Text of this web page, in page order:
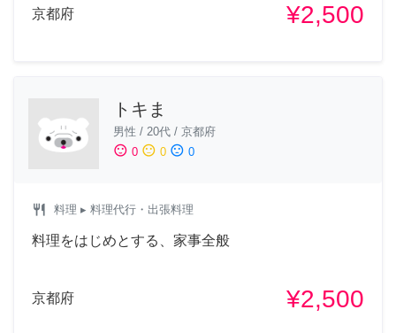
京都府 ¥2,500
トキま
男性 / 20代 / 京都府
sentiment_satisfied 0 sentiment_neutral 0 sentiment_dissatisfied 0
restaurant 料理 ▸ 料理代行・出張料理
料理をはじめとする、家事全般
京都府 ¥2,500